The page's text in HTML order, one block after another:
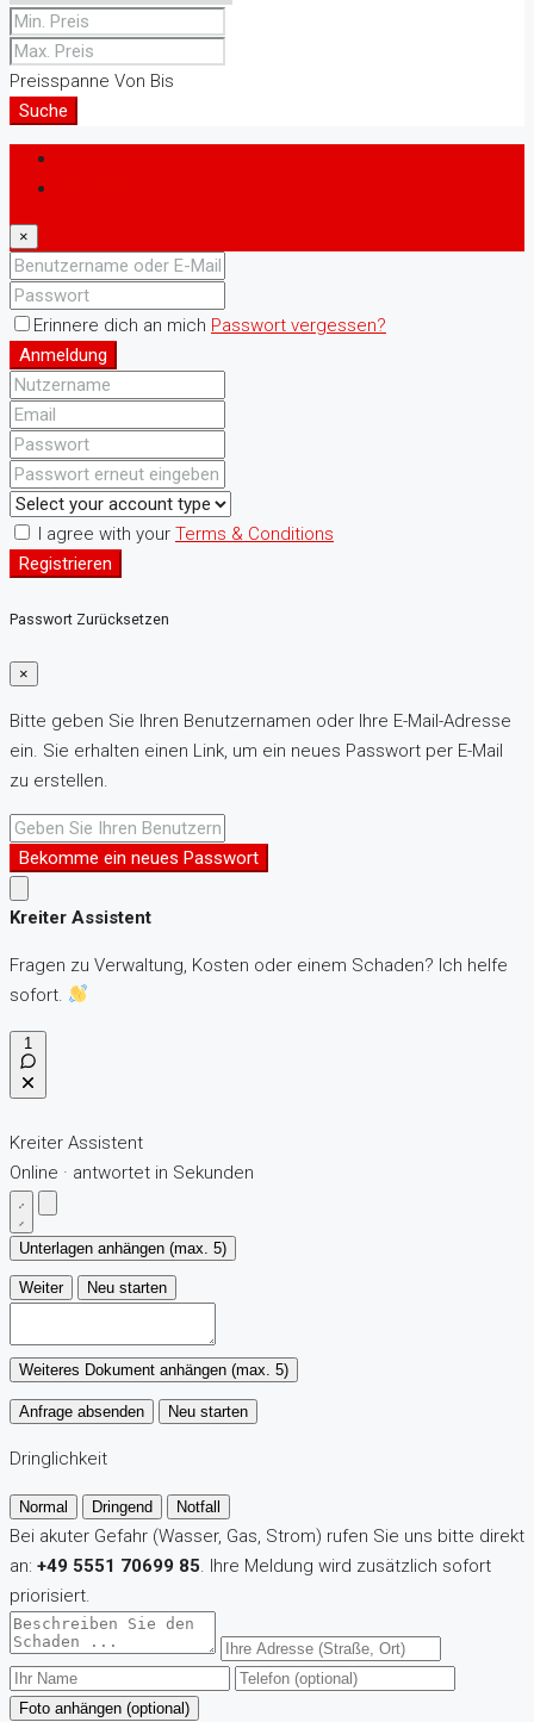
Preisspanne Von Bis
Suche
×
Erinnere dich an mich Passwort vergessen?
Anmeldung
I agree with your Terms & Conditions
Registrieren
Passwort Zurücksetzen
×
Bitte geben Sie Ihren Benutzernamen oder Ihre E-Mail-Adresse
ein. Sie erhalten einen Link, um ein neues Passwort per E-Mail
zu erstellen.
Bekomme ein neues Passwort
Kreiter Assistent
Fragen zu Verwaltung, Kosten oder einem Schaden? Ich helfe
sofort.
1
Kreiter Assistent
Online · antwortet in Sekunden
Unterlagen anhängen (max. 5)
Weiter Neu starten
Weiteres Dokument anhängen (max. 5)
Anfrage absenden Neu starten
Dringlichkeit
Normal Dringend Notfall
Bei akuter Gefahr (Wasser, Gas, Strom) rufen Sie uns bitte direkt
an: +49 5551 70699 85. Ihre Meldung wird zusätzlich sofort
priorisiert.
Foto anhängen (optional)